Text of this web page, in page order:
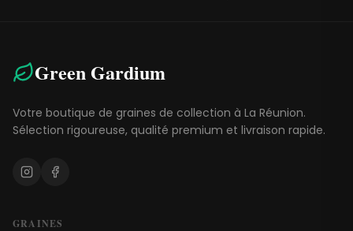
Green Gardium
Votre boutique de graines de collection à La Réunion.
Sélection rigoureuse, qualité premium et livraison rapide.
GRAINES